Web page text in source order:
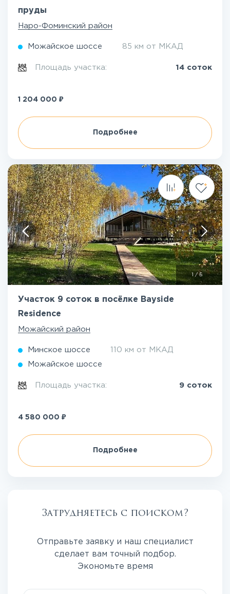
пруды
Наро-Фоминский район
Можайское шоссе 85 км от МКАД
Площадь участка: 14 соток
1 204 000 ₽
Подробнее
/5
Участок 9 соток в посёлке Bayside
Residence
Можайский район
Минское шоссе 110 км от МКАД
Можайское шоссе
Площадь участка: 9 соток
4 580 000 ₽
Подробнее
Затрудняетесь с поиском?
Отправьте заявку и наш специалист
сделает вам точный подбор.
Экономьте время